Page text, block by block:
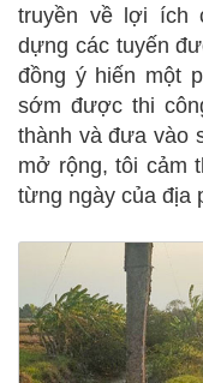
truyền về lợi ích
dựng các tuyến
đồng ý hiến một
sớm được thi
thành và đưa vào
mở rộng, tôi cảm
từng ngày của địa